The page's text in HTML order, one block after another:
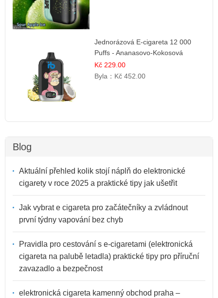
Jednorázová E-cigareta 12 000
Puffs - Ananasovo-Kokosová
Zmrzlina
Kč 229.00
Byla： Kč 452.00
Blog
Aktuální přehled kolik stojí náplň do elektronické
cigarety v roce 2025 a praktické tipy jak ušetřit
Jak vybrat e cigareta pro začátečníky a zvládnout
první týdny vapování bez chyb
Pravidla pro cestování s e-cigaretami (elektronická
cigareta na palubě letadla) praktické tipy pro příruční
zavazadlo a bezpečnost
elektronická cigareta kamenný obchod praha –